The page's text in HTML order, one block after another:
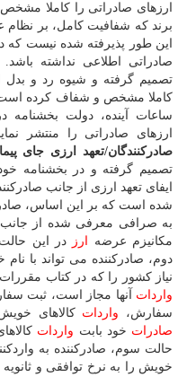
ارزهای صادراتی را كاملا
برند كه شفافیت كامل، بر نظام
این طور پذیرفته شده نیست كه
صادراتی اطلاعی نداشته
تصمیم گرفته و شیوه رد و بدل
كاملا مشخص و شفاف كرده
ساعات آینده، دولت بخشنامه
ارزهای صادراتی را منتشر
صادركنندگان/تعهد ارزی جای
تصمیم گرفته و در بخشنامه
ایفای تعهد ارزی از جانب
شده است كه بر این اساس،
به صرافی معرفی شده از جانب
مكانیزم عرضه
ارز
در این
دوم، صادركننده می تواند با نام
نیاز كشور را كه در كتاب مقررات
واردات آنها مجاز است، ثبت
سفارش، واردات كالاهای
صادرات خود بابت واردات
حالت سوم، صادركننده به
خویش را به نرخ توافقی و ثانویه